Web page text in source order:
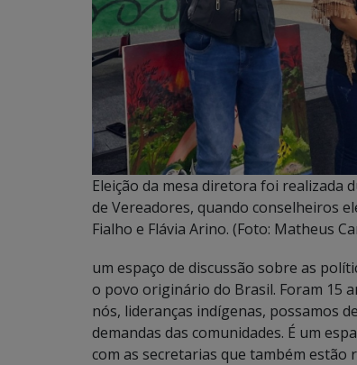
Eleição da mesa diretora foi realizada
de Vereadores, quando conselheiros
Fialho e Flávia Arino. (Foto: Matheus
um espaço de discussão sobre as
o povo originário do Brasil. Foram 15
nós, lideranças indígenas, possamos
demandas das comunidades. É um
com as secretarias que também estão